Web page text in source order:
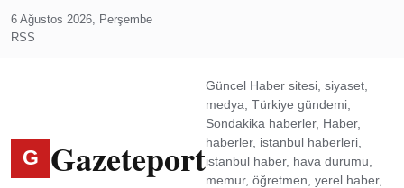
6 Ağustos 2026, Perşembe
RSS
G Gazeteport
Güncel Haber sitesi, siyaset,
medya, Türkiye gündemi,
Sondakika haberler, Haber,
haberler, istanbul haberleri,
istanbul haber, hava durumu,
memur, öğretmen, yerel haber,